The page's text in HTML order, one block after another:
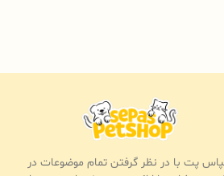
پت با در نظر گرفتن تمام موضوعات در